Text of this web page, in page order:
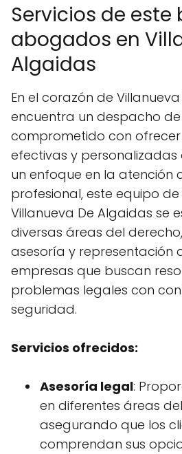
Servicios de este
abogados en
Algaidas
En el corazón de
encuentra un despacho
comprometido con ofrecer
efectivas y personalizadas
un enfoque en la atención
profesional, este equipo
Villanueva De Algaidas se
diversas áreas del
asesoría y representación
empresas que buscan
problemas legales con
seguridad.
Servicios ofrecidos:
Asesoría legal:
en diferentes áreas
asegurando que los
comprendan sus